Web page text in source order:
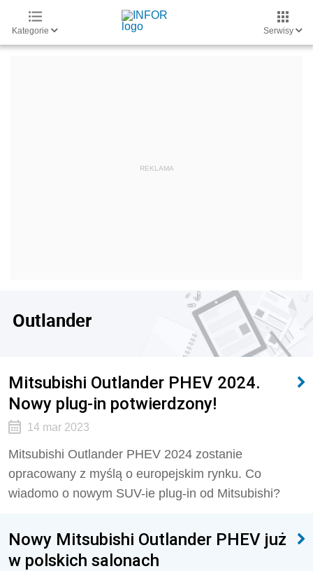
Kategorie Serwisy
Outlander
Mitsubishi Outlander PHEV 2024.
Nowy plug-in potwierdzony!
14 mar 2023
Mitsubishi Outlander PHEV 2024 zostanie
opracowany z myślą o europejskim rynku. Co
wiadomo o nowym SUV-ie plug-in od Mitsubishi?
Nowy Mitsubishi Outlander PHEV już
w polskich salonach